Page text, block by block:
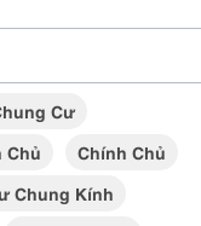
Cư
Chủ
Chính Chủ
Chung Kính